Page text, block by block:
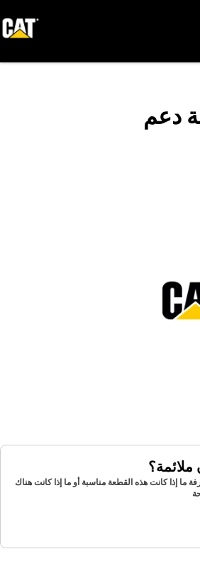
دعم
إذا كانت هذه القطعة مناسبة أو ما إذا كانت هناك